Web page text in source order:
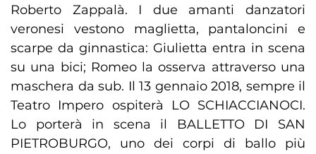
Roberto Zappalà. I due amanti danzatori
veronesi vestono maglietta, pantaloncini e
scarpe da ginnastica: Giulietta entra in scena
su una bici; Romeo la osserva attraverso una
maschera da sub. Il 13 gennaio 2018, sempre il
Teatro Impero ospiterà LO SCHIACCIANOCI.
Lo porterà in scena il BALLETTO DI SAN
PIETROBURGO, uno dei corpi di ballo più